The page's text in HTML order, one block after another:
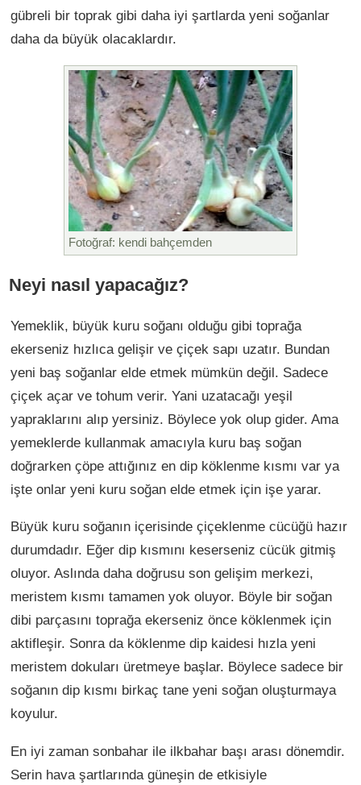
gübreli bir toprak gibi daha iyi şartlarda yeni soğanlar
daha da büyük olacaklardır.
Fotoğraf: kendi bahçemden
Neyi nasıl yapacağız?
Yemeklik, büyük kuru soğanı olduğu gibi toprağa
ekerseniz hızlıca gelişir ve çiçek sapı uzatır. Bundan
yeni baş soğanlar elde etmek mümkün değil. Sadece
çiçek açar ve tohum verir. Yani uzatacağı yeşil
yapraklarını alıp yersiniz. Böylece yok olup gider. Ama
yemeklerde kullanmak amacıyla kuru baş soğan
doğrarken çöpe attığınız en dip köklenme kısmı var ya
işte onlar yeni kuru soğan elde etmek için işe yarar.
Büyük kuru soğanın içerisinde çiçeklenme cücüğü hazır
durumdadır. Eğer dip kısmını keserseniz cücük gitmiş
oluyor. Aslında daha doğrusu son gelişim merkezi,
meristem kısmı tamamen yok oluyor. Böyle bir soğan
dibi parçasını toprağa ekerseniz önce köklenmek için
aktifleşir. Sonra da köklenme dip kaidesi hızla yeni
meristem dokuları üretmeye başlar. Böylece sadece bir
soğanın dip kısmı birkaç tane yeni soğan oluşturmaya
koyulur.
En iyi zaman sonbahar ile ilkbahar başı arası dönemdir.
Serin hava şartlarında güneşin de etkisiyle